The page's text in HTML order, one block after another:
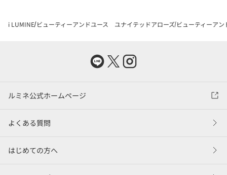
i LUMINE ビューティーアンドユース ユナイテッドアローズ ビューティーア
ルミネ公式ホームページ
よくある質問
はじめての方へ